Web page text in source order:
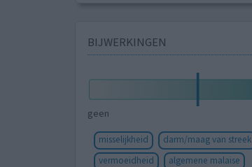
BIJWERKINGEN
geen
misselijkheid
darm/maag van streek
vermoeidheid
algemene malaise